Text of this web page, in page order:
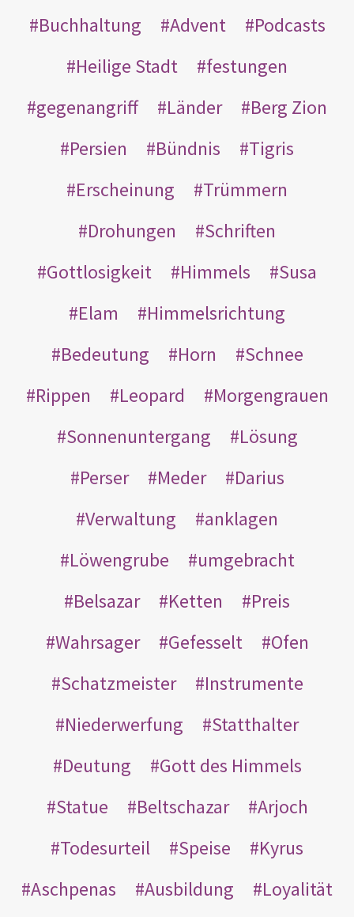
Buchhaltung
Advent
Podcasts
Heilige Stadt
festungen
gegenangriff
Länder
Berg Zion
Persien
Bündnis
Tigris
Erscheinung
Trümmern
Drohungen
Schriften
Gottlosigkeit
Himmels
Susa
Elam
Himmelsrichtung
Bedeutung
Horn
Schnee
Rippen
Leopard
Morgengrauen
Sonnenuntergang
Lösung
Perser
Meder
Darius
Verwaltung
anklagen
Löwengrube
umgebracht
Belsazar
Ketten
Preis
Wahrsager
Gefesselt
Ofen
Schatzmeister
Instrumente
Niederwerfung
Statthalter
Deutung
Gott des Himmels
Statue
Beltschazar
Arjoch
Todesurteil
Speise
Kyrus
Aschpenas
Ausbildung Loyalität